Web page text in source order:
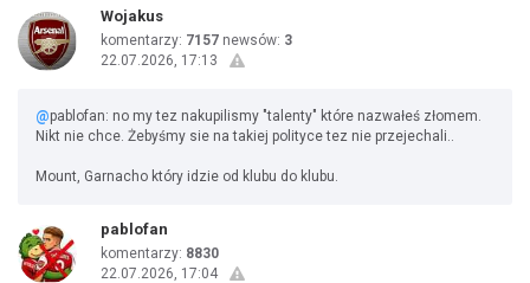
Wojakus
komentarzy: 7157 newsów: 3
22.07.2026, 17:13
@pablofan: no my tez nakupilismy "talenty" które nazwałeś złomem.
Nikt nie chce. Żebyśmy sie na takiej polityce tez nie przejechali..
Mount, Garnacho który idzie od klubu do klubu.
pablofan
komentarzy: 8830
22.07.2026, 17:04